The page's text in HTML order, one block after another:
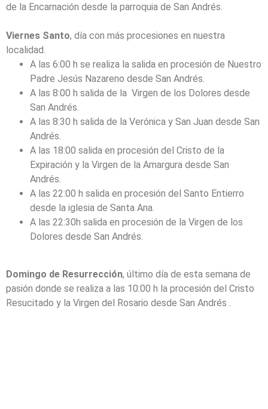
de la Encarnación desde la parroquia de San Andrés.
Viernes Santo, día con más procesiones en nuestra
localidad.
A las 6:00 h se realiza la salida en procesión de Nuestro
Padre Jesús Nazareno desde San Andrés.
A las 8:00 h salida de la Virgen de los Dolores desde
San Andrés.
A las 8:30 h salida de la Verónica y San Juan desde San
Andrés.
A las 18:00 salida en procesión del Cristo de la
Expiración y la Virgen de la Amargura desde San
Andrés.
A las 22:00 h salida en procesión del Santo Entierro
desde la iglesia de Santa Ana.
A las 22:30h salida en procesión de la Virgen de los
Dolores desde San Andrés.
Domingo de Resurrección, último día de esta semana de
pasión donde se realiza a las 10:00 h la procesión del Cristo
Resucitado y la Virgen del Rosario desde San Andrés .